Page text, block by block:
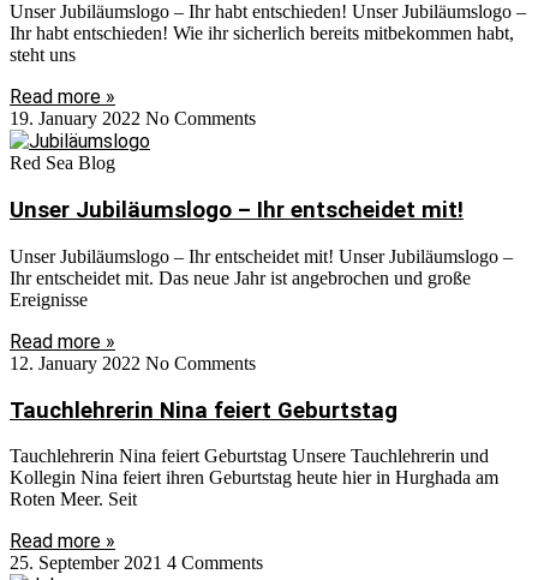
Unser Jubiläumslogo – Ihr habt entschieden! Unser Jubiläumslogo –
Ihr habt entschieden! Wie ihr sicherlich bereits mitbekommen habt,
steht uns
Read more »
19. January 2022 No Comments
Red Sea Blog
Unser Jubiläumslogo – Ihr entscheidet mit!
Unser Jubiläumslogo – Ihr entscheidet mit! Unser Jubiläumslogo –
Ihr entscheidet mit. Das neue Jahr ist angebrochen und große
Ereignisse
Read more »
12. January 2022 No Comments
Tauchlehrerin Nina feiert Geburtstag
Tauchlehrerin Nina feiert Geburtstag Unsere Tauchlehrerin und
Kollegin Nina feiert ihren Geburtstag heute hier in Hurghada am
Roten Meer. Seit
Read more »
25. September 2021 4 Comments